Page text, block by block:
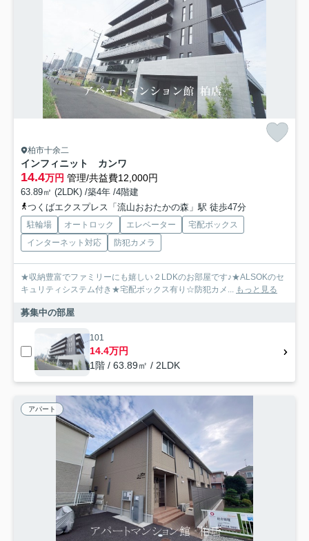
柏市十余二
インフィニット カンワ
14.4万円 管理/共益費12,000円
63.89㎡ (2LDK) /築4年 /4階建
つくばエクスプレス「流山おおたかの森」駅 徒歩47分
駐輪場 オートロック エレベーター
宅配ボックス
インターネット対応
防犯カメラ
★収納豊富でファミリーにも嬉しい２LDKのお部屋です♪★ALSOKのセ
キュリティシステム付き★宅配ボックス有り☆防犯カメ...
もっと見る
募集中の部屋
101
14.4万円
1階 / 63.89㎡ / 2LDK
アパート